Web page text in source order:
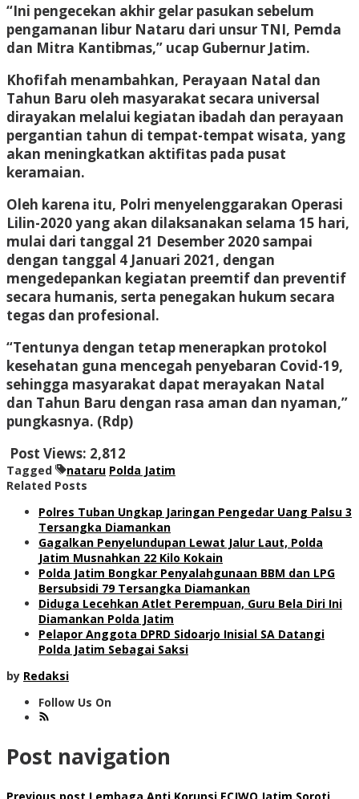
“Ini pengecekan akhir gelar pasukan sebelum
pengamanan libur Nataru dari unsur TNI, Pemda
dan Mitra Kantibmas,” ucap Gubernur Jatim.
Khofifah menambahkan, Perayaan Natal dan
Tahun Baru oleh masyarakat secara universal
dirayakan melalui kegiatan ibadah dan perayaan
pergantian tahun di tempat-tempat wisata, yang
akan meningkatkan aktifitas pada pusat
keramaian.
Oleh karena itu, Polri menyelenggarakan Operasi
Lilin-2020 yang akan dilaksanakan selama 15 hari,
mulai dari tanggal 21 Desember 2020 sampai
dengan tanggal 4 Januari 2021, dengan
mengedepankan kegiatan preemtif dan preventif
secara humanis, serta penegakan hukum secara
tegas dan profesional.
“Tentunya dengan tetap menerapkan protokol
kesehatan guna mencegah penyebaran Covid-19,
sehingga masyarakat dapat merayakan Natal
dan Tahun Baru dengan rasa aman dan nyaman,”
pungkasnya. (Rdp)
Post Views: 2,812
Tagged nataru Polda Jatim
Related Posts
Polres Tuban Ungkap Jaringan Pengedar Uang Palsu 3
Tersangka Diamankan
Gagalkan Penyelundupan Lewat Jalur Laut, Polda
Jatim Musnahkan 22 Kilo Kokain
Polda Jatim Bongkar Penyalahgunaan BBM dan LPG
Bersubsidi 79 Tersangka Diamankan
Diduga Lecehkan Atlet Perempuan, Guru Bela Diri Ini
Diamankan Polda Jatim
Pelapor Anggota DPRD Sidoarjo Inisial SA Datangi
Polda Jatim Sebagai Saksi
by Redaksi
Follow Us On
Post navigation